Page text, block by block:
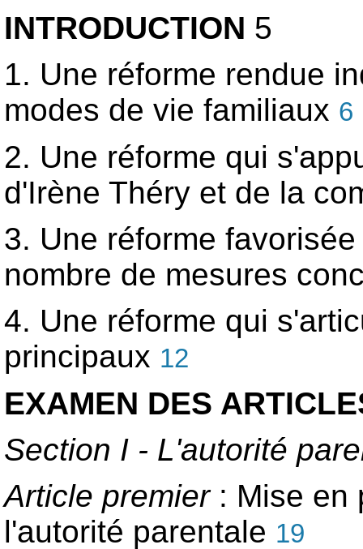
INTRODUCTION 5
1. Une réforme rendue
modes de vie familiaux 6
2. Une réforme qui
d'Irène Théry et de la
3. Une réforme
nombre de mesures
4. Une réforme qui
principaux 12
EXAMEN DES
Section I - L'autorité
Article premier: Mise en
l'autorité parentale 19